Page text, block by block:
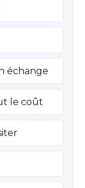
échange
le coût